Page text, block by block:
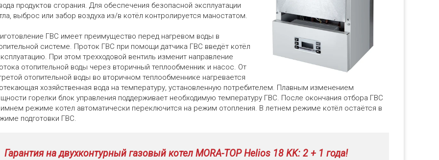
продуктов сгорания. Для обеспечения безопасной эксплуатации
выброс или забор воздуха из/в котёл контролируется маностатом.
ГВС имеет преимущество перед нагревом воды в
системе. Проток ГВС при помощи датчика ГВС введёт котёл
При этом трехходовой вентиль изменит направление
отопительной воды через вторичный теплообменник и насос. От
отопительной воды во вторичном теплообменнике нагревается
хозяйственная вода на температуру, установленную потребителем. Плавным изменением
горелки блок управления поддерживает необходимую температуру ГВС. После окончания отбора ГВС
режиме котел автоматически переключится на режим отопления. В летнем режиме котёл остаётся в
подготовки ГВС.
Гарантия на двухконтурный газовый котел MORA-TOP Helios 18 KK: 2 + 1 года!